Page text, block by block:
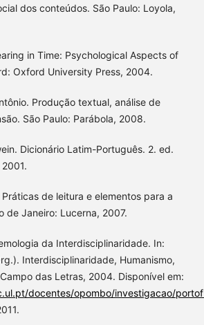
dos conteúdos. São Paulo: Loyola,
in Time: Psychological Aspects of
Oxford University Press, 2004.
Produção textual, análise de
São Paulo: Parábola, 2008.
Dicionário Latim-Português. 2. ed.
Práticas de leitura e elementos para a
de Janeiro: Lucerna, 2007.
da Interdisciplinaridade. In:
Interdisciplinaridade, Humanismo,
das Letras, 2004. Disponível em:
docentes/opombo/investigacao/